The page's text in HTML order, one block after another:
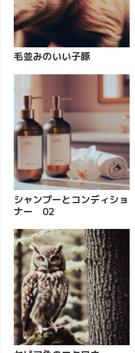
毛並みのいい子豚
シャンプーとコンディショ
ナー 02